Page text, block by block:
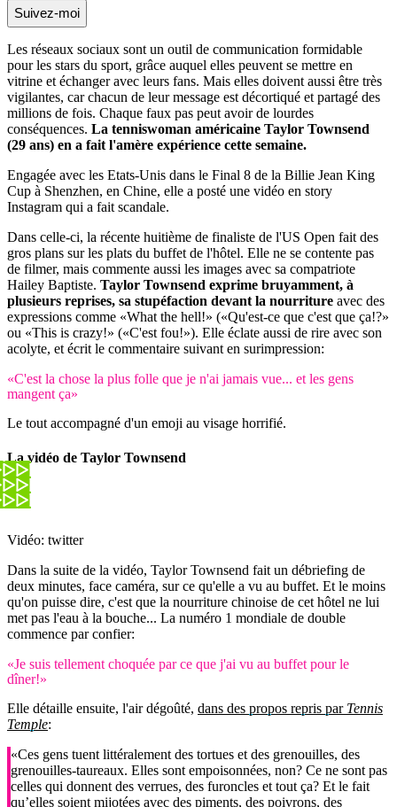
Suivez-moi
Les réseaux sociaux sont un outil de communication formidable
pour les stars du sport, grâce auquel elles peuvent se mettre en
vitrine et échanger avec leurs fans. Mais elles doivent aussi être très
vigilantes, car chacun de leur message est décortiqué et partagé des
millions de fois. Chaque faux pas peut avoir de lourdes
conséquences. La tenniswoman américaine Taylor Townsend
(29 ans) en a fait l'amère expérience cette semaine.
Engagée avec les Etats-Unis dans le Final 8 de la Billie Jean King
Cup à Shenzhen, en Chine, elle a posté une vidéo en story
Instagram qui a fait scandale.
Dans celle-ci, la récente huitième de finaliste de l'US Open fait des
gros plans sur les plats du buffet de l'hôtel. Elle ne se contente pas
de filmer, mais commente aussi les images avec sa compatriote
Hailey Baptiste. Taylor Townsend exprime bruyamment, à
plusieurs reprises, sa stupéfaction devant la nourriture avec des
expressions comme «What the hell!» («Qu'est-ce que c'est que ça!?»
ou «This is crazy!» («C'est fou!»). Elle éclate aussi de rire avec son
acolyte, et écrit le commentaire suivant en surimpression:
«C'est la chose la plus folle que je n'ai jamais vue... et les gens
mangent ça»
Le tout accompagné d'un emoji au visage horrifié.
La vidéo de Taylor Townsend
Vidéo: twitter
Dans la suite de la vidéo, Taylor Townsend fait un débriefing de
deux minutes, face caméra, sur ce qu'elle a vu au buffet. Et le moins
qu'on puisse dire, c'est que la nourriture chinoise de cet hôtel ne lui
met pas l'eau à la bouche... La numéro 1 mondiale de double
commence par confier:
«Je suis tellement choquée par ce que j'ai vu au buffet pour le
dîner!»
Elle détaille ensuite, l'air dégoûté, dans des propos repris par Tennis
Temple:
«Ces gens tuent littéralement des tortues et des grenouilles, des
grenouilles-taureaux. Elles sont empoisonnées, non? Ce ne sont pas
celles qui donnent des verrues, des furoncles et tout ça? Et le fait
qu’elles soient mijotées avec des piments, des poivrons, des